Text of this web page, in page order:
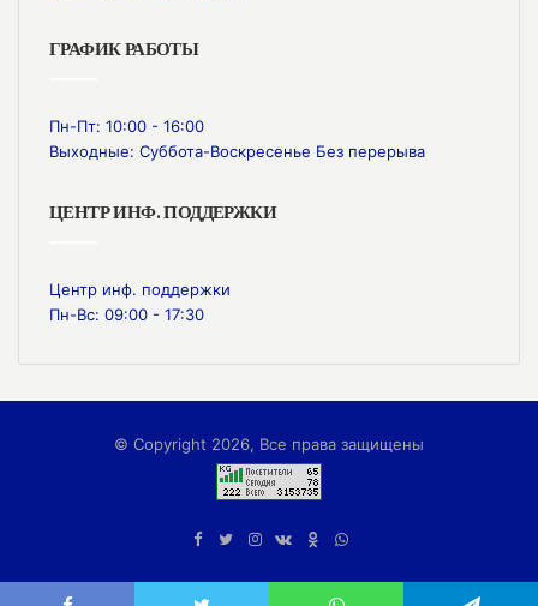
ГРАФИК РАБОТЫ
Пн-Пт: 10:00 - 16:00
Выходные: Суббота-Воскресенье Без перерыва
ЦЕНТР ИНФ. ПОДДЕРЖКИ
Центр инф. поддержки
Пн-Вс: 09:00 - 17:30
© Copyright 2026, Все права защищены